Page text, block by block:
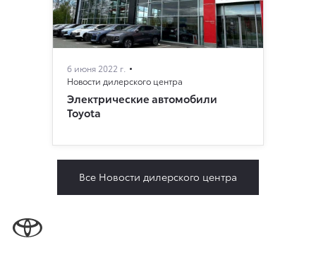
6 июня 2022 г.
Новости дилерского центра
Электрические автомобили
Toyota
Все Новости дилерского центра